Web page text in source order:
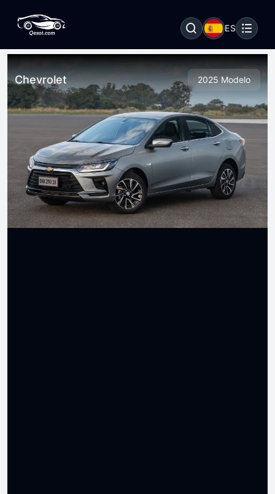
ES
Chevrolet 2025 Modelo